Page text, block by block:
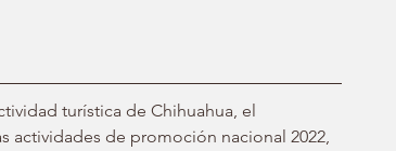
turística de Chihuahua, el
actividades de promoción nacional 2022,